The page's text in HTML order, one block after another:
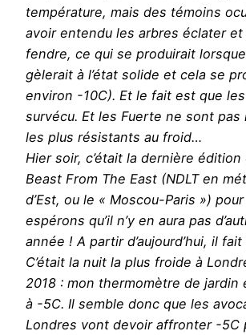
température, mais des témoins
avoir entendu les arbres éclater et
fendre, ce qui se produirait
gèlerait à l’état solide et cela se
environ -10C). Et le fait est que
survécu. Et les Fuerte ne sont pas
les plus résistants au froid…
Hier soir, c’était la dernière édition
Beast From The East (NDLT en
d’Est, ou le « Moscou-Paris »)
espérons qu’il n’y en aura pas
année ! A partir d’aujourd’hui, il
C’était la nuit la plus froide à
2018 : mon thermomètre de jardin
à -5C. Il semble donc que les
Londres vont devoir affronter -5C